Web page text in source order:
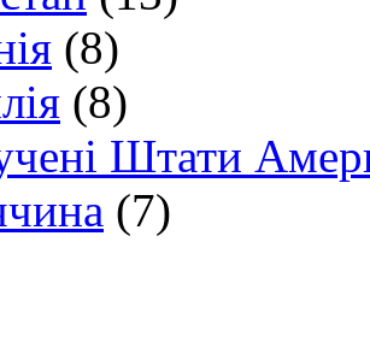
(8)
(8)
Штати
(7)